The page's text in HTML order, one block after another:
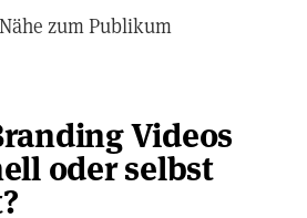
zum Publikum
Videos
oder selbst